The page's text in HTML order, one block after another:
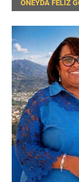
ONEYDA FELIZ